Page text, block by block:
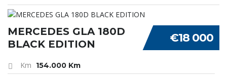
€18 000
MERCEDES GLA 180D
BLACK EDITION
Km 154.000 Km